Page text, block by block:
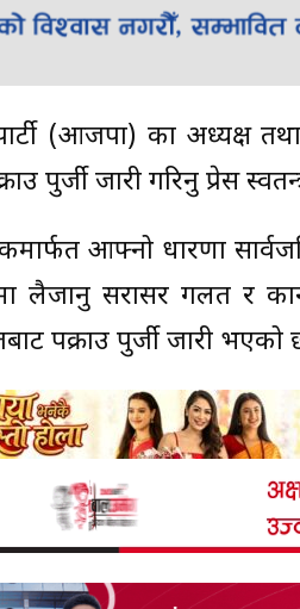
(आजपा) का अध्यक्ष
पुर्जी जारी गरिनु प्रेस
आफ्नो धारणा
लैजानु सरासर गलत र
पक्राउ पुर्जी जारी भएको